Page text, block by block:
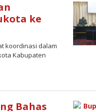
ke
koordinasi dalam
Kabupaten
Bahas